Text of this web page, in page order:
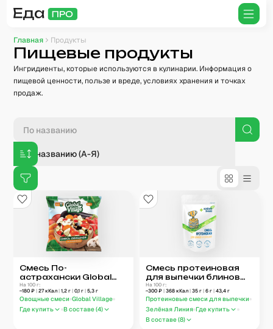
Главная Продукты
Пищевые продукты
Ингридиенты, которые используются в кулинарии. Информация о
пищевой ценности, пользе и вреде, условиях хранения и точках
продаж.
По названию (А-Я)
Смесь По-
астрахански Global
Village
На 100 г:
~180 ₽| 27кКал| 1,2 г| 0,1 г| 5,3 г
Овощные смеси Global Village
Где купить
В составе (4)
Смесь протеиновая
для выпечки блинов
и оладий Зелёная
Линия
На 100 г:
~300 ₽ | 368 кКал | 35 г | 6 г | 43,4 г
Протеиновые смеси для выпечки
Зелёная Линия Где купить
В составе (8)